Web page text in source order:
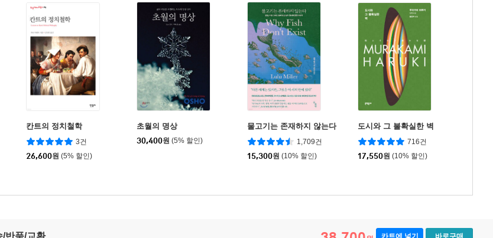
칸트의 정치철학
3건
26,600원 (5% 할인)
초월의 명상
30,400원 (5% 할인)
물고기는 존재하지 않는다
1,709건
15,300원 (10% 할인)
도시와 그 불확실한 벽
716건
17,550원 (10% 할인)
/반품/교환 카트에 넣기 바로구매